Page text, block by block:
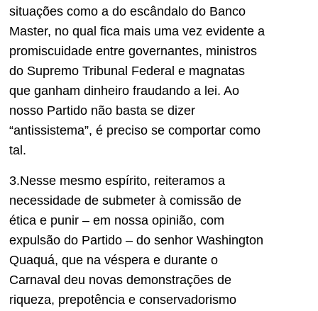
situações como a do escândalo do Banco
Master, no qual fica mais uma vez evidente a
promiscuidade entre governantes, ministros
do Supremo Tribunal Federal e magnatas
que ganham dinheiro fraudando a lei. Ao
nosso Partido não basta se dizer
“antissistema”, é preciso se comportar como
tal.
3.Nesse mesmo espírito, reiteramos a
necessidade de submeter à comissão de
ética e punir – em nossa opinião, com
expulsão do Partido – do senhor Washington
Quaquá, que na véspera e durante o
Carnaval deu novas demonstrações de
riqueza, prepotência e conservadorismo